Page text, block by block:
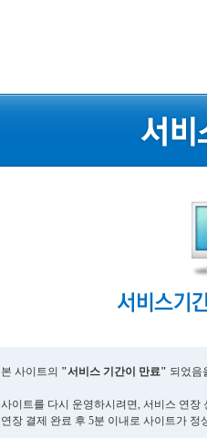
본 사이트의 "서비스 기간이 만료" 되었음
사이트를 다시 운영하시려면, 서비스 연장
연장 결제 완료 후 5분 이내로 사이트가 정